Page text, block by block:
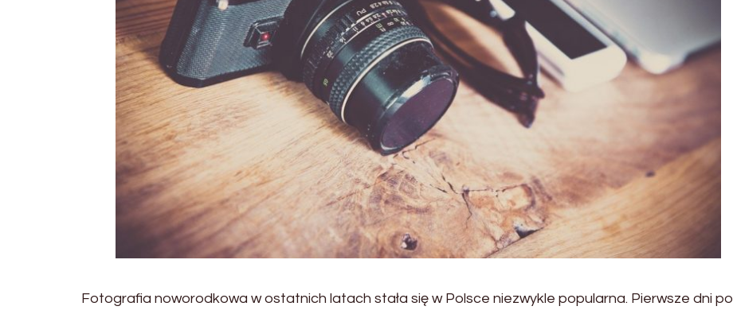
Fotografia noworodkowa w ostatnich latach stała się w Polsce niezwykle popularna. Pierwsze dni po